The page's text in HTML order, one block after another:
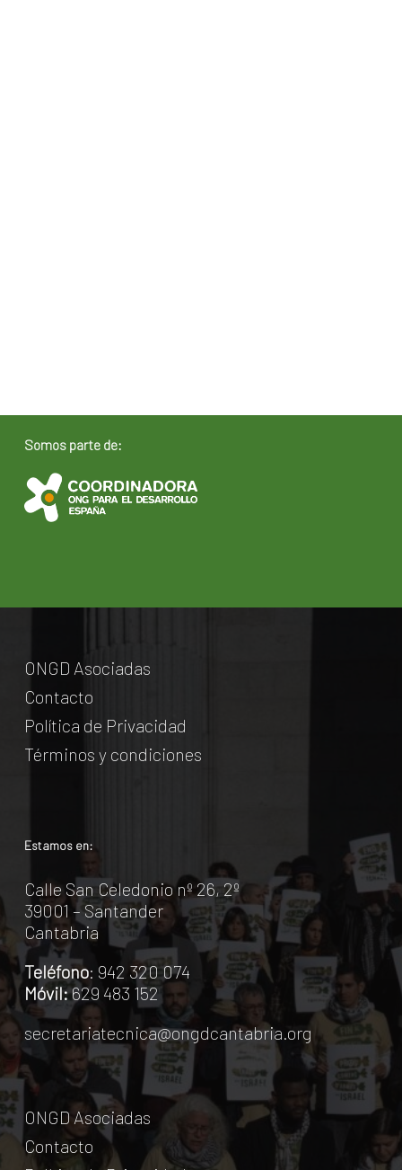
Somos parte de:
ONGD Asociadas
Contacto
Política de Privacidad
Términos y condiciones
Estamos en:
Calle San Celedonio nº 26, 2º
39001 – Santander
Cantabria
Teléfono: 942 320 074
Móvil:629 483 152
secretariatecnica@ongdcantabria.org
ONGD Asociadas
Contacto